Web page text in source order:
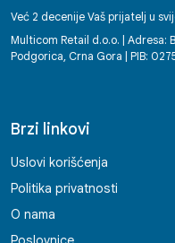
Već 2 decenije Vaš prijatelj u
Multicom Retail d.o.o. | Adresa:
Podgorica, Crna Gora | PIB:
Brzi linkovi
Uslovi korišćenja
Politika privatnosti
O nama